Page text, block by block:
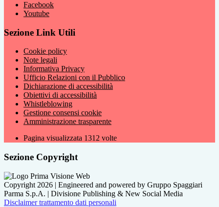
Facebook
Youtube
Sezione Link Utili
Cookie policy
Note legali
Informativa Privacy
Ufficio Relazioni con il Pubblico
Dichiarazione di accessibilità
Obiettivi di accessibilità
Whistleblowing
Gestione consensi cookie
Amministrazione trasparente
Pagina visualizzata 1312 volte
Sezione Copyright
Copyright 2026 | Engineered and powered by Gruppo Spaggiari
Parma S.p.A. | Divisione Publishing & New Social Media
Disclaimer trattamento dati personali